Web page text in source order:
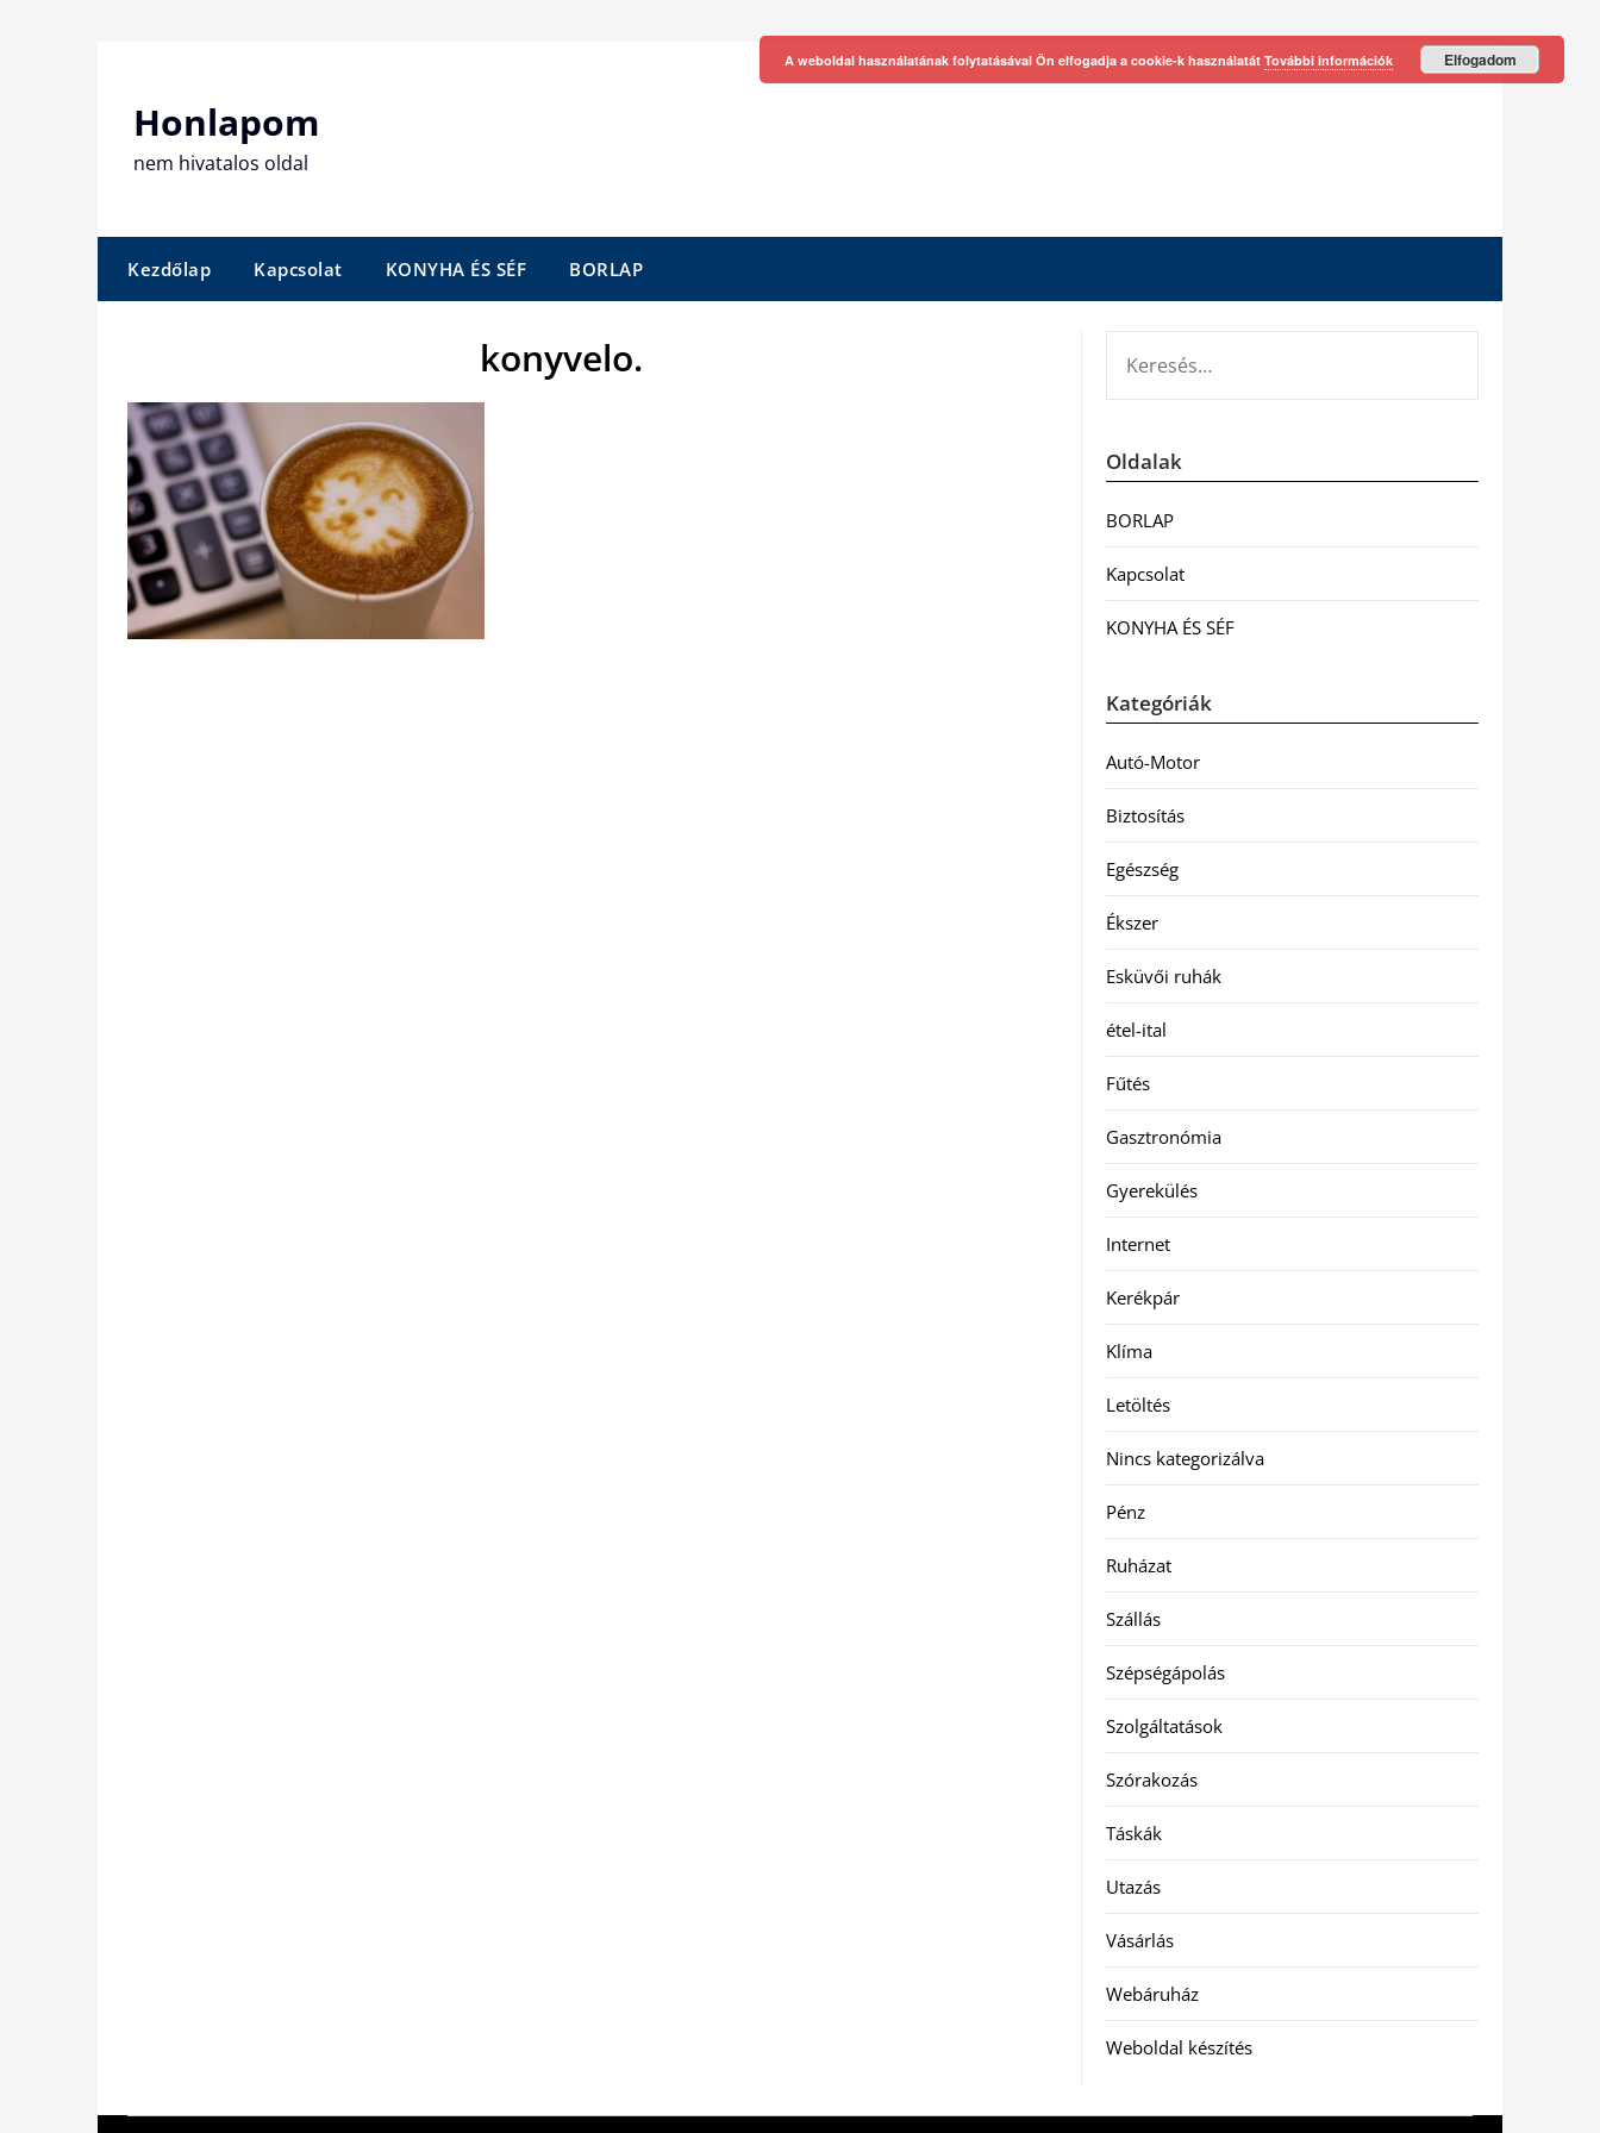
Honlapom
nem hivatalos oldal
Kezdőlap Kapcsolat KONYHA ÉS SÉF BORLAP
konyvelo.
Oldalak
BORLAP
Kapcsolat
KONYHA ÉS SÉF
Kategóriák
Autó-Motor
Biztosítás
Egészség
Ékszer
Esküvői ruhák
étel-ital
Fűtés
Gasztronómia
Gyerekülés
Internet
Kerékpár
Klíma
Letöltés
Nincs kategorizálva
Pénz
Ruházat
Szállás
Szépségápolás
Szolgáltatások
Szórakozás
Táskák
Utazás
Vásárlás
Webáruház
Weboldal készítés
A weboldal használatának folytatásával Ön elfogadja a cookie-k használatát További információk Elfogadom